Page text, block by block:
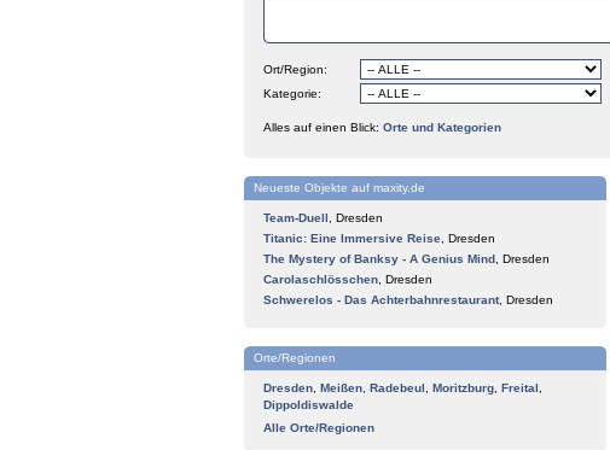
Ort/Region:
Kategorie:
Alles auf einen Blick: Orte und Kategorien
Neueste Objekte auf maxity.de
Team-Duell
Dresden
Titanic: Eine Immersive Reise Dresden
The Mystery of Banksy - A Genius Mind Dresden
Carolaschlösschen Dresden
Schwerelos - Das Achterbahnrestaurant, Dresden
Orte/Regionen
Dresden Meißen Radebeul Moritzburg Freital
Dippoldiswalde
Alle Orte/Regionen